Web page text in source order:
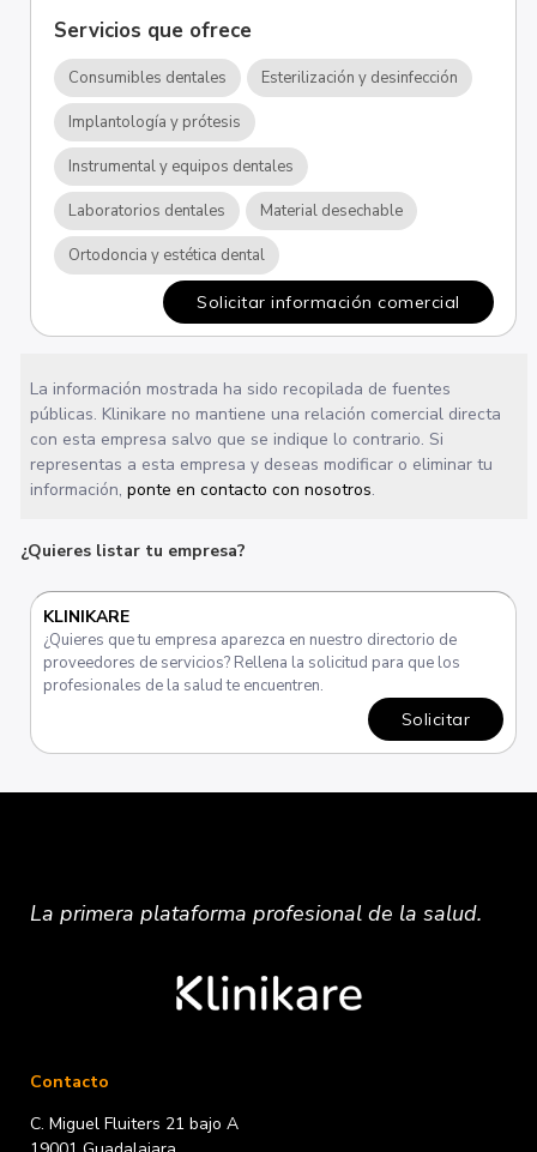
Servicios que ofrece
Consumibles dentales Esterilización y desinfección
Implantología y prótesis
Instrumental y equipos dentales
Laboratorios dentales Material desechable
Ortodoncia y estética dental
Solicitar información comercial
La información mostrada ha sido recopilada de fuentes
públicas. Klinikare no mantiene una relación comercial directa
con esta empresa salvo que se indique lo contrario. Si
representas a esta empresa y deseas modificar o eliminar tu
información,ponte en contacto con nosotros.
¿Quieres listar tu empresa?
KLINIKARE
¿Quieres que tu empresa aparezca en nuestro directorio de
proveedores de servicios? Rellena la solicitud para que los
profesionales de la salud te encuentren.
Solicitar
La primera plataformaprofesionalde la salud.
Contacto
C. Miguel Fluiters 21 bajo A